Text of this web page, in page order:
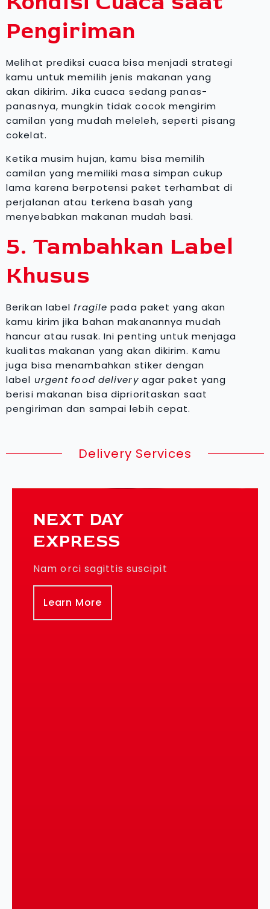
Pengiriman
Melihat prediksi cuaca bisa menjadi strategi
kamu untuk memilih jenis makanan yang
akan dikirim. Jika cuaca sedang panas-
panasnya, mungkin tidak cocok mengirim
camilan yang mudah meleleh, seperti pisang
cokelat.
Ketika musim hujan, kamu bisa memilih
camilan yang memiliki masa simpan cukup
lama karena berpotensi paket terhambat di
perjalanan atau terkena basah yang
menyebabkan makanan mudah basi.
5. Tambahkan Label
Khusus
Berikan labelfragilepada paket yang akan
kamu kirim jika bahan makanannya mudah
hancur atau rusak. Ini penting untuk menjaga
kualitas makanan yang akan dikirim. Kamu
juga bisa menambahkan stiker dengan
label urgent food delivery agar paket yang
berisi makanan bisa diprioritaskan saat
pengiriman dan sampai lebih cepat.
Delivery Services
NEXT DAY
EXPRESS
Nam orci sagittis suscipit
Learn More